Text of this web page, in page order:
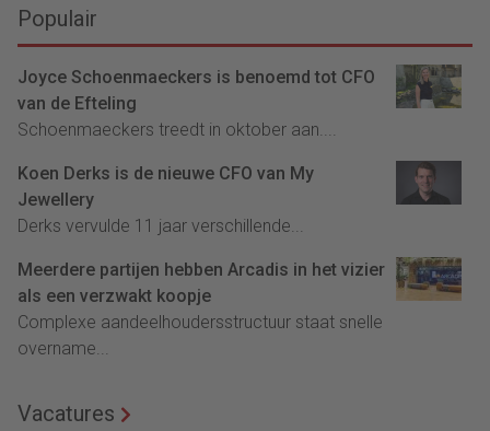
Populair
Joyce Schoenmaeckers is benoemd tot CFO
van de Efteling
Schoenmaeckers treedt in oktober aan....
Koen Derks is de nieuwe CFO van My
Jewellery
Derks vervulde 11 jaar verschillende...
Meerdere partijen hebben Arcadis in het vizier
als een verzwakt koopje
Complexe aandeelhoudersstructuur staat snelle
overname...
Vacatures